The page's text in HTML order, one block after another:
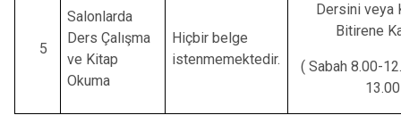
5
Salonlarda
Ders Çalışma
ve Kitap
Okuma
Hiçbir belge
istenmemektedir.
Dersini veya
Bitirene
( Sabah 8.00-